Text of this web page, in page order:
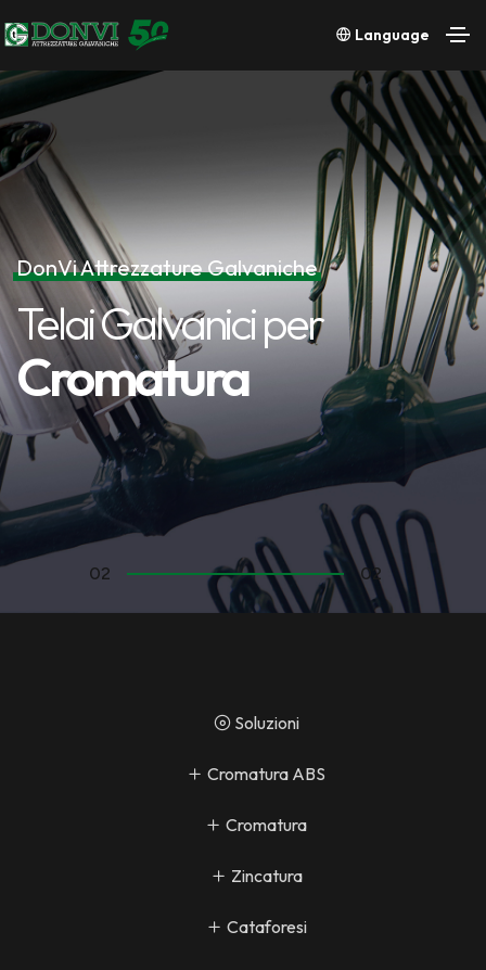
Language
Telai Galvanici per
Cromatura
DonVi Attrezzature Galvaniche
Telai Galvanici per
Cromatura
02 02
Soluzioni
Cromatura ABS
Cromatura
Zincatura
Cataforesi